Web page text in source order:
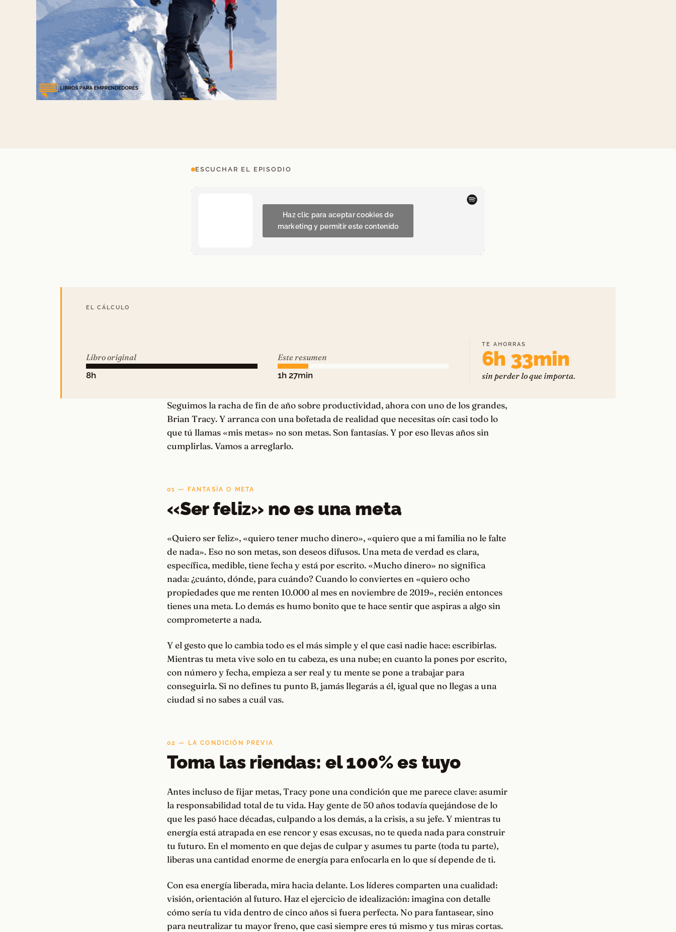
ESCUCHAR EL EPISODIO
Haz clic para aceptar cookies de
marketing y permitir este contenido
EL CÁLCULO
Libro original
8h
Este resumen
1h 27min
TE AHORRAS
6h 33min
sin perder lo que importa.
Seguimos la racha de fin de año sobre productividad, ahora con uno de los grandes,
Brian Tracy. Y arranca con una bofetada de realidad que necesitas oír: casi todo lo
que tú llamas «mis metas» no son metas. Son fantasías. Y por eso llevas años sin
cumplirlas. Vamos a arreglarlo.
01 — FANTASÍA O META
«Ser feliz» no es una meta
«Quiero ser feliz», «quiero tener mucho dinero», «quiero que a mi familia no le falte
de nada». Eso no son metas, son deseos difusos. Una meta de verdad es clara,
específica, medible, tiene fecha y está por escrito. «Mucho dinero» no significa
nada: ¿cuánto, dónde, para cuándo? Cuando lo conviertes en «quiero ocho
propiedades que me renten 10.000 al mes en noviembre de 2019», recién entonces
tienes una meta. Lo demás es humo bonito que te hace sentir que aspiras a algo sin
comprometerte a nada.
Y el gesto que lo cambia todo es el más simple y el que casi nadie hace: escribirlas.
Mientras tu meta vive solo en tu cabeza, es una nube; en cuanto la pones por escrito,
con número y fecha, empieza a ser real y tu mente se pone a trabajar para
conseguirla. Si no defines tu punto B, jamás llegarás a él, igual que no llegas a una
ciudad si no sabes a cuál vas.
02 — LA CONDICIÓN PREVIA
Toma las riendas: el 100% es tuyo
Antes incluso de fijar metas, Tracy pone una condición que me parece clave: asumir
la responsabilidad total de tu vida. Hay gente de 50 años todavía quejándose de lo
que les pasó hace décadas, culpando a los demás, a la crisis, a su jefe. Y mientras tu
energía está atrapada en ese rencor y esas excusas, no te queda nada para construir
tu futuro. En el momento en que dejas de culpar y asumes tu parte (toda tu parte),
liberas una cantidad enorme de energía para enfocarla en lo que sí depende de ti.
Con esa energía liberada, mira hacia delante. Los líderes comparten una cualidad:
visión, orientación al futuro. Haz el ejercicio de idealización: imagina con detalle
cómo sería tu vida dentro de cinco años si fuera perfecta. No para fantasear, sino
para neutralizar tu mayor freno, que casi siempre eres tú mismo y tus miras cortas.